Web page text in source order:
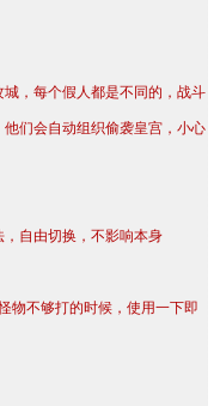
城，每个假人都是不同的，战斗
们会自动组织偷袭皇宫，小心
，自由切换，不影响本身
物不够打的时候，使用一下即